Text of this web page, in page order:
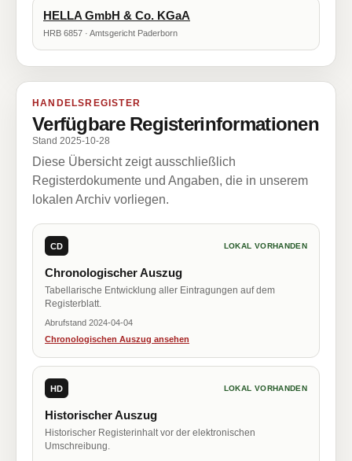
HELLA GmbH & Co. KGaA
HRB 6857 · Amtsgericht Paderborn
HANDELSREGISTER
Verfügbare Registerinformationen
Stand 2025-10-28
Diese Übersicht zeigt ausschließlich
Registerdokumente und Angaben, die in unserem
lokalen Archiv vorliegen.
CD LOKAL VORHANDEN
Chronologischer Auszug
Tabellarische Entwicklung aller Eintragungen auf dem
Registerblatt.
Abrufstand 2024-04-04
Chronologischen Auszug ansehen
HD LOKAL VORHANDEN
Historischer Auszug
Historischer Registerinhalt vor der elektronischen
Umschreibung.